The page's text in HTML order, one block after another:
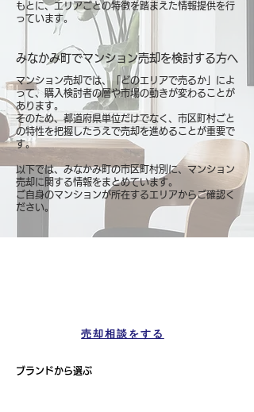
もとに、エリアごとの特徴を踏まえた情報提供を行
っています。
みなかみ町でマンション売却を検討する方へ
マンション売却では、「どのエリアで売るか」によ
って、購入検討者の層や市場の動きが変わることが
あります。
そのため、都道府県単位だけでなく、市区町村ごと
の特性を把握したうえで売却を進めることが重要で
す。
以下では、みなかみ町の市区町村別に、マンション
売却に関する情報をまとめています。
ご自身のマンションが所在するエリアからご確認く
ださい。
売却相談をする
ブランドから選ぶ